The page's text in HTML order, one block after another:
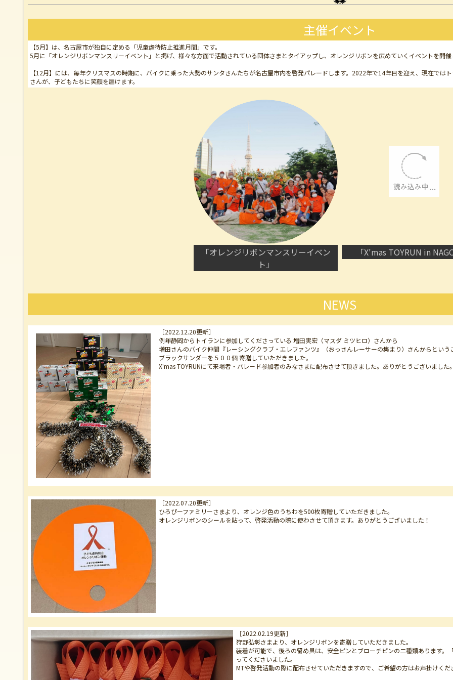
主催イベント
【5月】は、名古屋市が独自に定める「児童虐待防止推進月間」です。
5月に「オレンジリボンマンスリーイベント」と掲げ、様々な方面で活動されている団体さまとタイアップし、オレンジリボンを広めていくイベントを開催
【12月】には、毎年クリスマスの時期に、バイクに乗った大勢のサンタさんたちが名古屋市内を啓発パレードします。2022年で14年目を迎え、現在では
さんが、子どもたちに笑顔を届けます。
「オレンジリボンマンスリーイベン
ト」
「X'mas TOYRUN in
NEWS
［2022.12.20更新］
例年静岡からトイランに参加してくださっている 増田実宏（マスダ ミツヒロ）さんから
増田さんのバイク仲間『レーシングクラブ・エレファンツ』（おっさんレーサーの集まり）さんからという
ブラックサンダーを５００個 寄贈していただきました。
X'mas TOYRUNにて来場者・パレード参加者のみなさまに配布させて頂きました。ありがとうございました。
［2022.07.20更新］
ひろぴーファミリーさまより、オレンジ色のうちわを500枚寄贈していただきました。
オレンジリボンのシールを貼って、啓発活動の際に使わさせて頂きます。ありがとうございました！
［2022.02.19更新］
狩野弘彰さまより、オレンジリボンを寄贈していただきました。
装着が可能で、後ろの留め具は、安全ピンとブローチピンの二種類あります。
ってくださいました。
MTや啓発活動の際に配布させていただきますので、ご希望の方はお声掛けくだ